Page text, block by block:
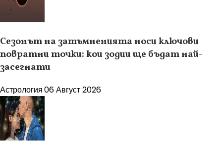
Сезонът на затъмненията носи ключови
повратни точки: кои зодии ще бъдат най-
засегнати
Астрология06 Август 2026